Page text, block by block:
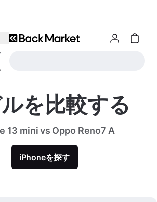
を比較する
13 mini vs Oppo Reno7 A
iPhoneを探す